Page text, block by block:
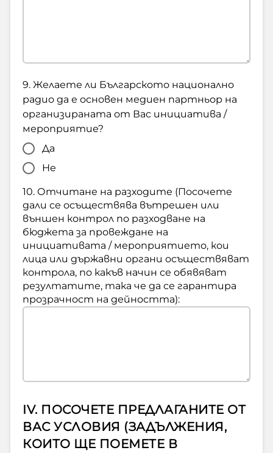
9. Желаете ли Българското национално
радио да е основен медиен партньор на
организираната от Вас инициатива /
мероприятие?
Да
Не
10. Отчитане на разходите (Посочете
дали се осъществява вътрешен или
външен контрол по разходване на
бюджета за провеждане на
инициативата / мероприятието, кои
лица или държавни органи осъществяват
контрола, по какъв начин се обявяват
резултатите, така че да се гарантира
прозрачност на дейността):
IV. ПОСОЧЕТЕ ПРЕДЛАГАНИТЕ ОТ
ВАС УСЛОВИЯ (ЗАДЪЛЖЕНИЯ,
КОИТО ЩЕ ПОЕМЕТЕ В